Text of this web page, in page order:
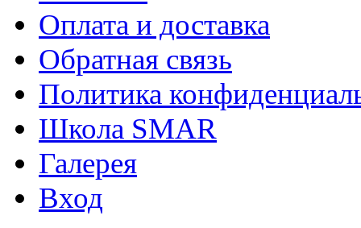
Оплата и доставка
Обратная связь
Политика
Школа SMAR
Галерея
Вход